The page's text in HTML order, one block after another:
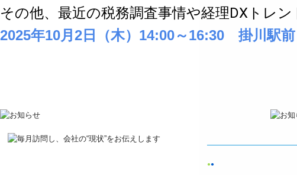
その他、最近の税務調査事情や経理DXトレ
2025年10月2日（木）14:00～16:30 掛川駅
●●